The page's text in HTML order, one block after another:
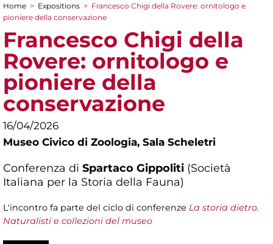
You are here
Home > Expositions > Francesco Chigi della Rovere: ornitologo e
pioniere della conservazione
Francesco Chigi della
Rovere: ornitologo e
pioniere della
conservazione
16/04/2026
Museo Civico di Zoologia, Sala Scheletri
Conferenza di Spartaco Gippoliti (Società
Italiana per la Storia della Fauna)
L'incontro fa parte del ciclo di conferenze La storia dietro.
Naturalisti e collezioni del museo